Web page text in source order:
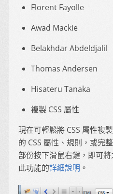
Florent Fayolle
Awad Mackie
Belakhdar Abdeldjalil
Thomas Andersen
Hisateru Tanaka
複製 CSS 屬性
現在可輕鬆將 CSS 屬性複
的 CSS 屬性、規則，或完
部份按下滑鼠右鍵，即可
此功能的詳細說明 。